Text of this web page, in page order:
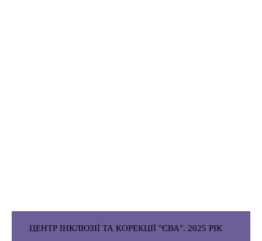
ЦЕНТР ІНКЛЮЗІЇ ТА КОРЕКЦІЇ "ЄВА". 2025 РІК